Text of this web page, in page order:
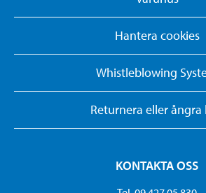
Hantera cookies
Whistleblowing
Returnera eller ångra
KONTAKTA OSS